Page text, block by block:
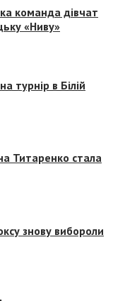
команда дівчат
«Ниву»
турнір в Білій
Титаренко стала
знову вибороли